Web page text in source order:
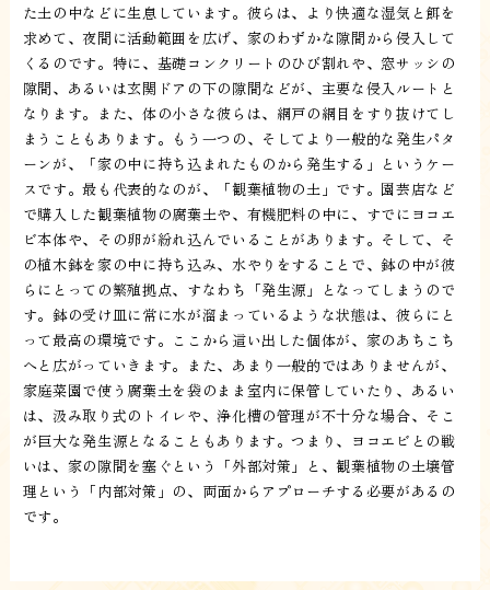
た土の中などに生息しています。彼らは、より快適な湿気と餌を
求めて、夜間に活動範囲を広げ、家のわずかな隙間から侵入して
くるのです。特に、基礎コンクリートのひび割れや、窓サッシの
隙間、あるいは玄関ドアの下の隙間などが、主要な侵入ルートと
なります。また、体の小さな彼らは、網戸の網目をすり抜けてし
まうこともあります。もう一つの、そしてより一般的な発生パタ
ーンが、「家の中に持ち込まれたものから発生する」というケー
スです。最も代表的なのが、「観葉植物の土」です。園芸店など
で購入した観葉植物の腐葉土や、有機肥料の中に、すでにヨコエ
ビ本体や、その卵が紛れ込んでいることがあります。そして、そ
の植木鉢を家の中に持ち込み、水やりをすることで、鉢の中が彼
らにとっての繁殖拠点、すなわち「発生源」となってしまうので
す。鉢の受け皿に常に水が溜まっているような状態は、彼らにと
って最高の環境です。ここから這い出した個体が、家のあちこち
へと広がっていきます。また、あまり一般的ではありませんが、
家庭菜園で使う腐葉土を袋のまま室内に保管していたり、あるい
は、汲み取り式のトイレや、浄化槽の管理が不十分な場合、そこ
が巨大な発生源となることもあります。つまり、ヨコエビとの戦
いは、家の隙間を塞ぐという「外部対策」と、観葉植物の土壌管
理という「内部対策」の、両面からアプローチする必要があるの
です。